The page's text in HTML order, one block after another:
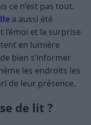
ce n’est pas tout.
a aussi été
l’émoi et la surprise
en lumière
bien s’informer
les endroits les
de leur présence.
de lit ?